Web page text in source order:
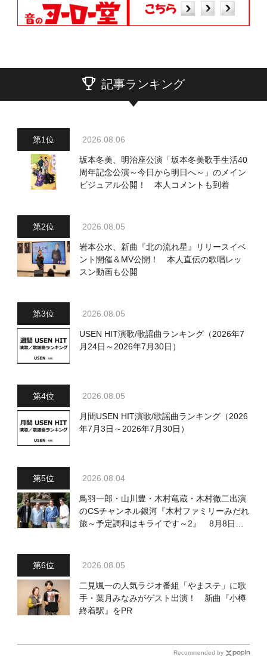
記事ランキング
2026.08.06
坂本冬美、明治座公演「坂本冬美歌手生活40
周年記念公演～今日から明日へ～」のメイン
ビジュアル公開！ 本人コメントも到着
2026.08.05
岩本公水、新曲『北の流れ星』リリースイベ
ント開催＆MV公開！ 本人直伝の歌唱レッ
スン動画も公開
2026.08.05
USEN HIT演歌/歌謡曲ランキング（2026年7
月24日～2026年7月30日）
2026.08.05
月間USEN HIT演歌/歌謡曲ランキング（2026
年7月3日～2026年7月30日）
2026.08.04
鳥羽一郎・山川豊・木村竜蔵・木村徹二出演
のCSチャンネル銀河『木村ファミリーみだれ
旅～予定調和はキライです～2』 8月8日
2026.08.05
二見颯一の人気ラジオ番組「やまステ」に歌
手・葉月みなみがゲスト出演！ 新曲『小樽
終着駅』をPR
Recommended by